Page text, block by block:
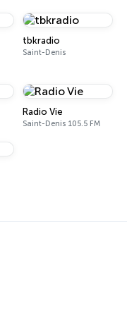
tbkradio
Saint-Denis
Radio Vie
Saint-Denis 105.5 FM